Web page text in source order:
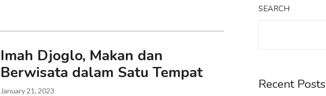
Imah Djoglo, Makan dan
Berwisata dalam Satu Tempat
January 21, 2023
SEARCH
Recent Posts